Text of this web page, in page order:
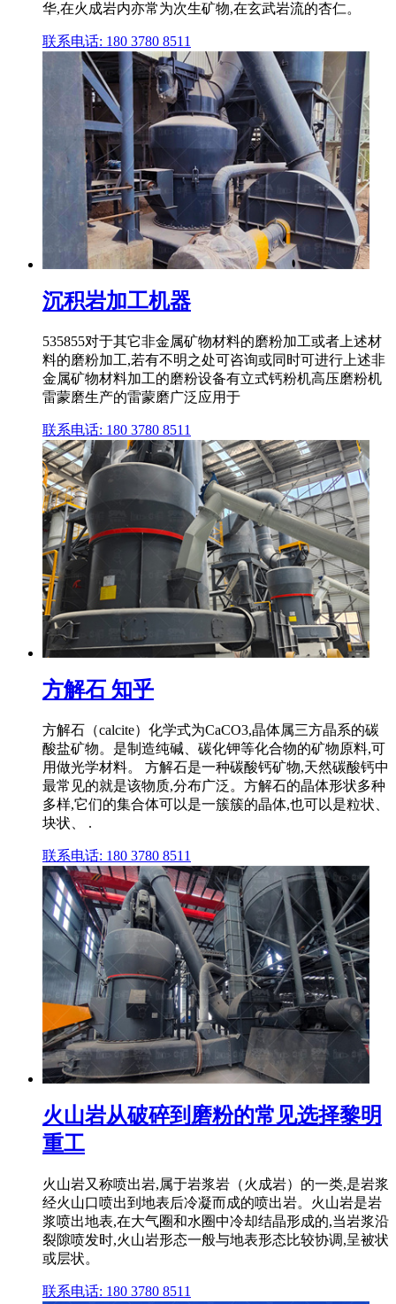
华,在火成岩内亦常为次生矿物,在玄武岩流的杏仁。
联系电话: 180 3780 8511
沉积岩加工机器
535855对于其它非金属矿物材料的磨粉加工或者上述材
料的磨粉加工,若有不明之处可咨询或同时可进行上述非
金属矿物材料加工的磨粉设备有立式钙粉机高压磨粉机
雷蒙磨生产的雷蒙磨广泛应用于
联系电话: 180 3780 8511
方解石 知乎
方解石（calcite）化学式为CaCO3,晶体属三方晶系的碳
酸盐矿物。是制造纯碱、碳化钾等化合物的矿物原料,可
用做光学材料。 方解石是一种碳酸钙矿物,天然碳酸钙中
最常见的就是该物质,分布广泛。方解石的晶体形状多种
多样,它们的集合体可以是一簇簇的晶体,也可以是粒状、
块状、 .
联系电话: 180 3780 8511
火山岩从破碎到磨粉的常见选择黎明
重工
火山岩又称喷出岩,属于岩浆岩（火成岩）的一类,是岩浆
经火山口喷出到地表后冷凝而成的喷出岩。火山岩是岩
浆喷出地表,在大气圈和水圈中冷却结晶形成的,当岩浆沿
裂隙喷发时,火山岩形态一般与地表形态比较协调,呈被状
或层状。
联系电话: 180 3780 8511